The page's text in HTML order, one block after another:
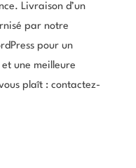
Livraison d’un
par notre
pour un
une meilleure
plaît : contactez-